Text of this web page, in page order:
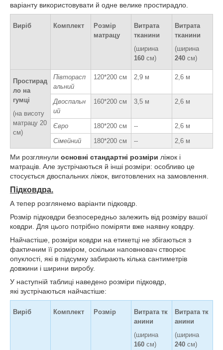
варіанту використовувати й одне велике простирадло.
Виріб Комплект
Розмір
матрацу
Витрата
тканини
(ширина
160 см)
Витрата
тканини
(ширина
240 см)
Простирад
ло на
гумці
(на висоту
матрацу 20
см)
Півторасп
альний
120*200 см 2,9 м 2,6 м
Двоспальн
ий
160*200 см 3,5 м 2,6 м
Євро 180*200 см --
2,6 м
Сімейний
180*200 см -- 2,6 м
Ми розглянули основні стандартні розміри ліжок і
матраців. Але зустрічаються й інші розміри: особливо це
стосується двоспальних ліжок, виготовлених на замовлення.
Підковдра.
А тепер розглянемо варіанти підковдр.
Розмір підковдри безпосередньо залежить від розміру вашої
ковдри. Для цього потрібно поміряти вже наявну ковдру.
Найчастіше, розміри ковдри на етикетці не збігаються з
фактичним її розміром, оскільки наповнювач створює
опуклості, які в підсумку забирають кілька сантиметрів
довжини і ширини виробу.
У наступній таблиці наведено розміри підковдр,
які зустрічаються найчастіше:
Виріб Комплект Розмір
Витрата тк
анини
(ширина
160 см)
Витрата тк
анини
(ширина
240 см)